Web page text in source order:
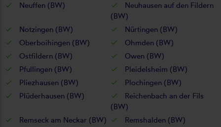
Neuffen (BW)
Neuhausen auf den Fildern
(BW)
Notzingen (BW)
Nürtingen (BW)
Oberboihingen (BW)
Ohmden (BW)
Ostfildern (BW)
Owen (BW)
Pfullingen (BW)
Pleidelsheim (BW)
Pliezhausen (BW)
Plochingen (BW)
Plüderhausen (BW)
Reichenbach an der Fils
(BW)
Remseck am Neckar (BW)
Remshalden (BW)